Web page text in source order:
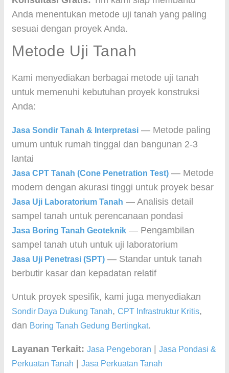
Anda menentukan metode uji tanah yang paling
sesuai dengan proyek Anda.
Metode Uji Tanah
Kami menyediakan berbagai metode uji tanah
untuk memenuhi kebutuhan proyek konstruksi
Anda:
Jasa Sondir Tanah & Interpretasi — Metode paling
umum untuk rumah tinggal dan bangunan 2-3
lantai
Jasa CPT Tanah (Cone Penetration Test) — Metode
modern dengan akurasi tinggi untuk proyek besar
Jasa Uji Laboratorium Tanah — Analisis detail
sampel tanah untuk perencanaan pondasi
Jasa Boring Tanah Geoteknik — Pengambilan
sampel tanah utuh untuk uji laboratorium
Jasa Uji Penetrasi (SPT) — Standar untuk tanah
berbutir kasar dan kepadatan relatif
Untuk proyek spesifik, kami juga menyediakan
Sondir Daya Dukung Tanah, CPT Infrastruktur Kritis,
dan Boring Tanah Gedung Bertingkat.
Layanan Terkait: Jasa Pengeboran
Jasa Pondasi &
Perkuatan Tanah
Jasa Perkuatan Tanah